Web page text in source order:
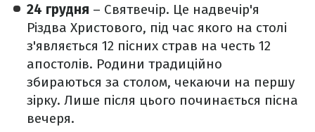
24 грудня – Святвечір. Це надвечір'я
Різдва Христового, під час якого на столі
з'являється 12 пісних страв на честь 12
апостолів. Родини традиційно
збираються за столом, чекаючи на першу
зірку. Лише після цього починається пісна
вечеря.